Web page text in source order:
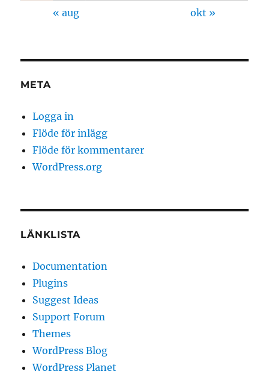
« aug okt »
META
Logga in
Flöde för inlägg
Flöde för kommentarer
WordPress.org
LÄNKLISTA
Documentation
Plugins
Suggest Ideas
Support Forum
Themes
WordPress Blog
WordPress Planet